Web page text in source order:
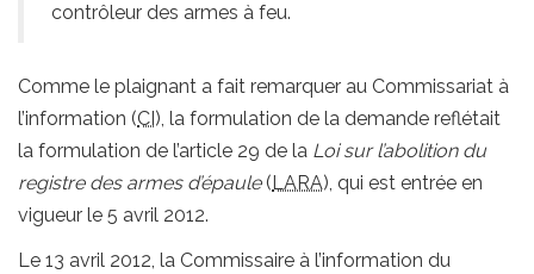
contrôleur des armes à feu.
Comme le plaignant a fait remarquer au Commissariat à
l’information (CI), la formulation de la demande reflétait
la formulation de l’article 29 de la Loi sur l’abolition du
registre des armes d’épaule(LARA), qui est entrée en
vigueur le 5 avril 2012.
Le 13 avril 2012, la Commissaire à l’information du